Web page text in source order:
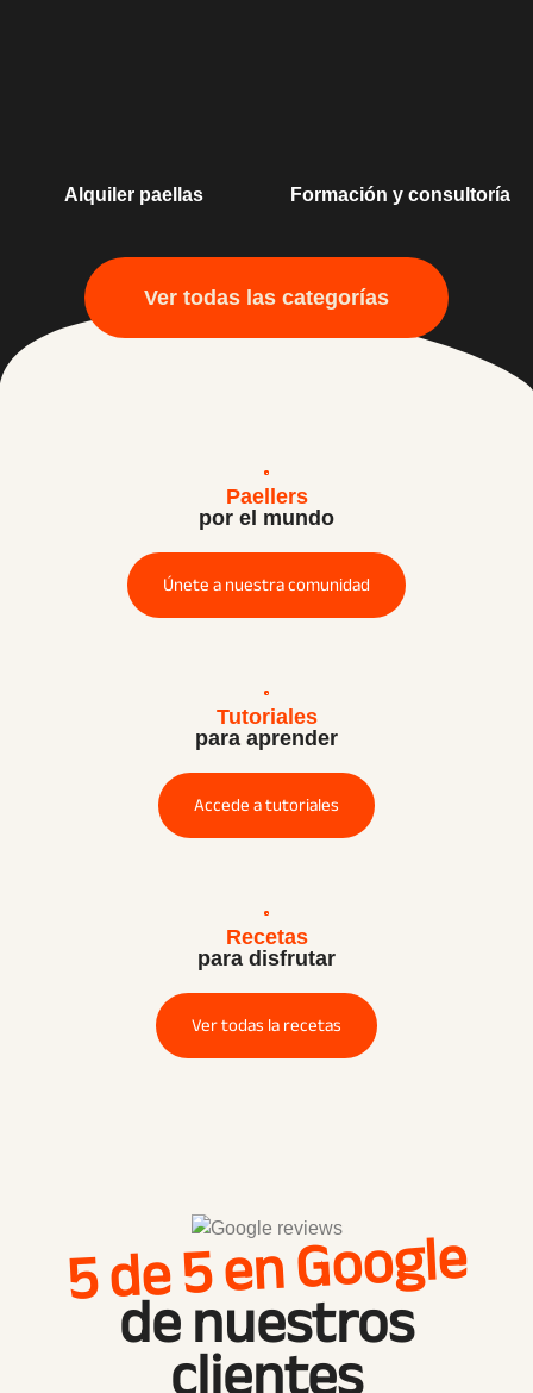
Alquiler paellas Formación y consultoría
Ver todas las categorías
Paellers
por el mundo
Únete a nuestra comunidad
Tutoriales
para aprender
Accede a tutoriales
Recetas
para disfrutar
Ver todas la recetas
5 de 5 en Google
de nuestros